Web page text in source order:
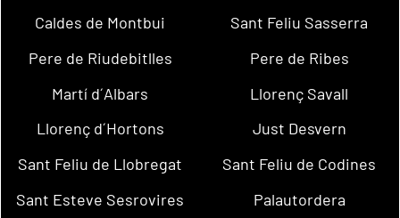
Caldes de Montbui
Sant Feliu Sasserra
Pere de Riudebitlles
Pere de Ribes
Martí d´Albars
Llorenç Savall
Llorenç d´Hortons
Just Desvern
Sant Feliu de Llobregat
Sant Feliu de Codines
Sant Esteve Sesrovires
Palautordera